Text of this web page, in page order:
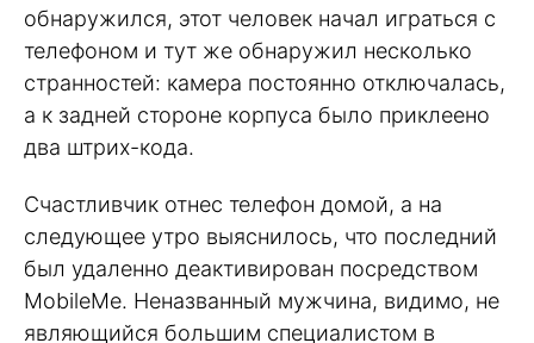
обнаружился, этот человек начал играться с
телефоном и тут же обнаружил несколько
странностей: камера постоянно отключалась,
а к задней стороне корпуса было приклеено
два штрих-кода.
Счастливчик отнес телефон домой, а на
следующее утро выяснилось, что последний
был удаленно деактивирован посредством
MobileMe. Неназванный мужчина, видимо, не
являющийся большим специалистом в